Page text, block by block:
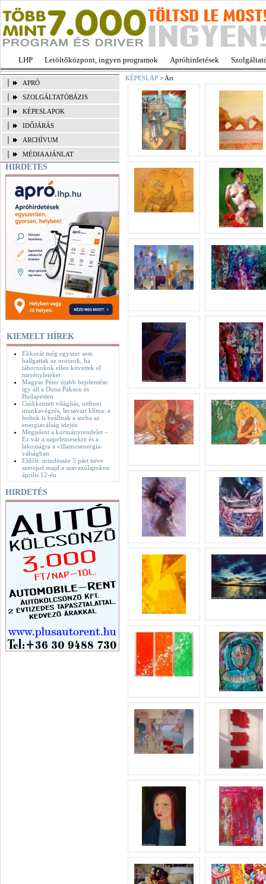
LHP Letöltőközpont, ingyen programok Apróhirdetések
APRÓ
SZOLGÁLTATÓBÁZIS
KÉPESLAPOK
IDŐJÁRÁS
ARCHÍVUM
MÉDIAAJÁNLAT
HIRDETÉS
KIEMELT HÍREK
Ekkorát még egyszer sem
hallgattak az oroszok, ha
tábornokok ellen követtek el
merényleteket
Magyar Péter újabb bejelentése:
így áll a Duna Pakson és
Budapesten
Csökkentett világítás, otthoni
munkavégzés, lecsavart klíma: a
boltok is beállnak a sorba az
energiaválság idején
Megjelent a kormányrendelet –
Ez vár a napelemesekre és a
lakosságra a villamosenergia-
válságban
Eldőlt: mindössze 5 párt neve
szerepel majd a szavazólapokon
április 12-én
HIRDETÉS
KÉPESLAP > Art